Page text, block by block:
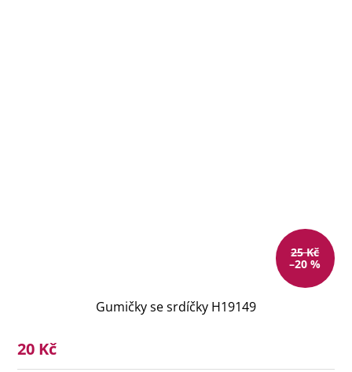
25 Kč
–20 %
Gumičky se srdíčky H19149
20 Kč